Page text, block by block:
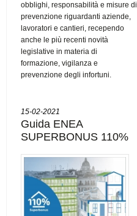
obblighi, responsabilità e misure di
prevenzione riguardanti aziende,
lavoratori e cantieri, recependo
anche le più recenti novità
legislative in materia di
formazione, vigilanza e
prevenzione degli infortuni.
15-02-2021
Guida ENEA
SUPERBONUS 110%